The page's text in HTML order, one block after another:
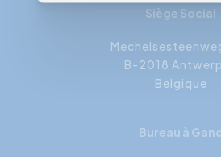
Siège Social
B-2018
Belgique
Bureau à